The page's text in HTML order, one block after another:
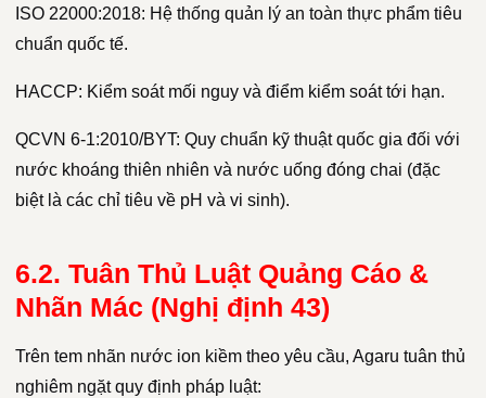
ISO 22000:2018: Hệ thống quản lý an toàn thực phẩm tiêu
chuẩn quốc tế.
HACCP: Kiểm soát mối nguy và điểm kiểm soát tới hạn.
QCVN 6-1:2010/BYT: Quy chuẩn kỹ thuật quốc gia đối với
nước khoáng thiên nhiên và nước uống đóng chai (đặc
biệt là các chỉ tiêu về pH và vi sinh).
6.2. Tuân Thủ Luật Quảng Cáo &
Nhãn Mác (Nghị định 43)
Trên tem nhãn nước ion kiềm theo yêu cầu, Agaru tuân thủ
nghiêm ngặt quy định pháp luật: